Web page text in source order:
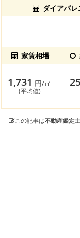
ダイアパ
家賃相場
1,731 円/㎡
(平均値)
この記事は不動産鑑定